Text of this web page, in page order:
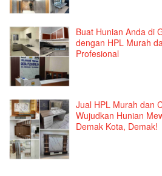
Buat Hunian Anda di
dengan HPL Murah
Profesional
Jual HPL Murah dan
Wujudkan Hunian
Demak Kota, Demak!